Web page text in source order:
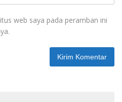
web saya pada peramban ini